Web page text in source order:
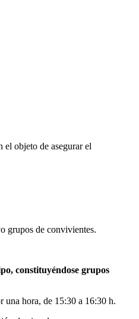
el objeto de asegurar el
grupos de convivientes.
constituyéndose grupos
una hora, de 15:30 a 16:30 h.